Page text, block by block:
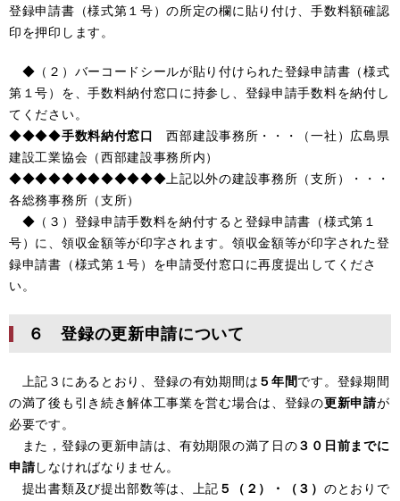
登録申請書（様式第１号）の所定の欄に貼り付け、手数料額確認
印を押印します。
◆（２）バーコードシールが貼り付けられた登録申請書（様式
第１号）を、手数料納付窓口に持参し、登録申請手数料を納付し
てください。
◆◆◆◆手数料納付窓口 西部建設事務所・・・（一社）広島県
建設工業協会（西部建設事務所内）
◆◆◆◆◆◆◆◆◆◆◆◆上記以外の建設事務所（支所）・・・
各総務事務所（支所）
◆（３）登録申請手数料を納付すると登録申請書（様式第１
号）に、領収金額等が印字されます。領収金額等が印字された登
録申請書（様式第１号）を申請受付窓口に再度提出してくださ
い。
６ 登録の更新申請について
上記３にあるとおり、登録の有効期間は ５年間です。登録期間
の満了後も引き続き解体工事業を営む場合は、登録の更新申請が
必要です。
また，登録の更新申請は、有効期限の満了日の３０日前までに
申請しなければなりません。
提出書類及び提出部数等は、上記 ５（２）・（３） のとおりで